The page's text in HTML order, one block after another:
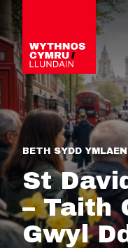
BETH SYDD YMLAEN
St
– Taith
Gwyl